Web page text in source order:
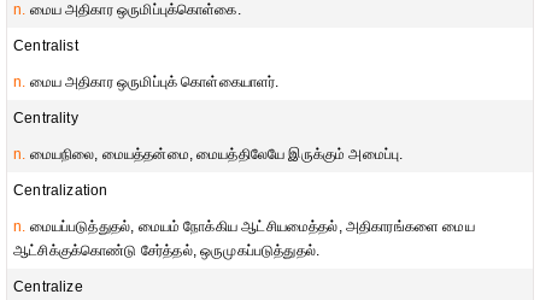
n. மைய அதிகார ஒருமிப்புக்கொள்கை.
Centralist
n. மைய அதிகார ஒருமிப்புக் கொள்கையாளர்.
Centrality
n. மையநிலை, மையத்தன்மை, மையத்திலேயே இருக்கும் அமைப்பு.
Centralization
n. மையப்படுத்துதல், மையம் நோக்கிய ஆட்சியமைத்தல், அதிகாரங்களை மைய
ஆட்சிக்குக்கொண்டு சேர்த்தல், ஒருமுகப்படுத்துதல்.
Centralize